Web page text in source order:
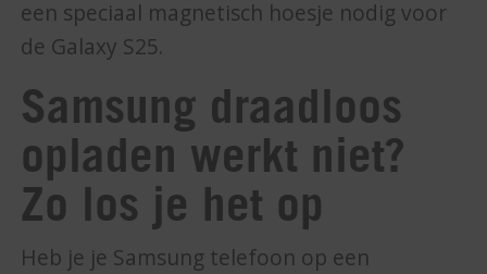
een speciaal magnetisch hoesje nodig voor
de Galaxy S25.
Samsung draadloos
opladen werkt niet?
Zo los je het op
Heb je je Samsung telefoon op een